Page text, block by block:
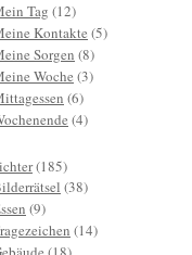
Tag (12)
Kontakte (5)
Sorgen (8)
Woche (3)
(6)
(4)
(185)
(38)
(9)
(14)